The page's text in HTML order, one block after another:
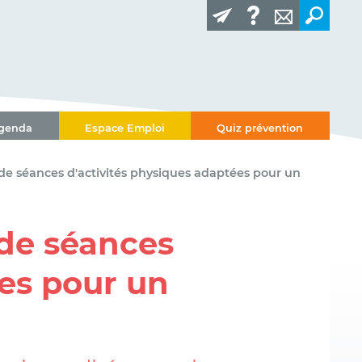
Espace Emploi Quiz prévention
séances d'activités physiques adaptées pour un
séances
pour un